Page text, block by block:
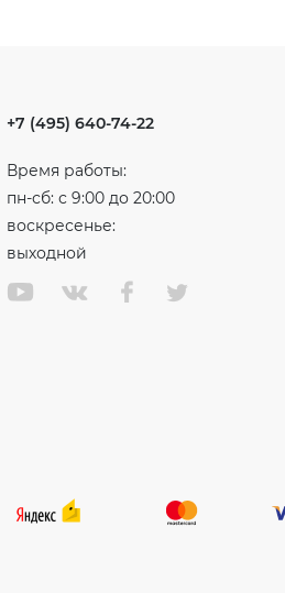
+7 (495) 640-74-22
Время работы:
пн-сб: с 9:00 до 20:00
воскресенье:
выходной